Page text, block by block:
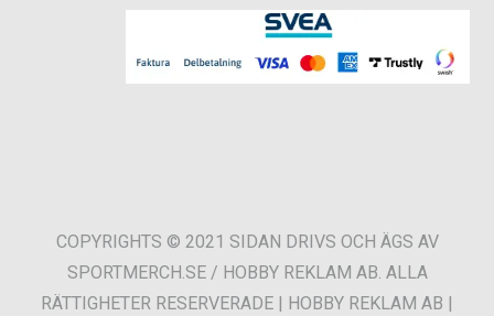
COPYRIGHTS © 2021 SIDAN DRIVS OCH ÄGS AV
SPORTMERCH.SE / HOBBY REKLAM AB. ALLA
RÄTTIGHETER RESERVERADE | HOBBY REKLAM AB |